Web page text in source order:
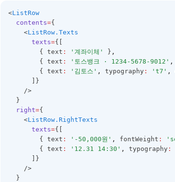
<ListRow
contents={
    <
ListRow.Texts
texts={[
        { text
: '계좌이체' } ,
        { text
: '토스뱅크 · 1234-5678-9012' ,
        { text
: '김토스' , typography : 't7' ,
      ]}
    />
  }
right={
    <
ListRow.RightTexts
texts={[
        { text
: '-50,000원' , fontWeight :
        { text
: '12.31 14:30' , typography :
      ]}
    />
  }